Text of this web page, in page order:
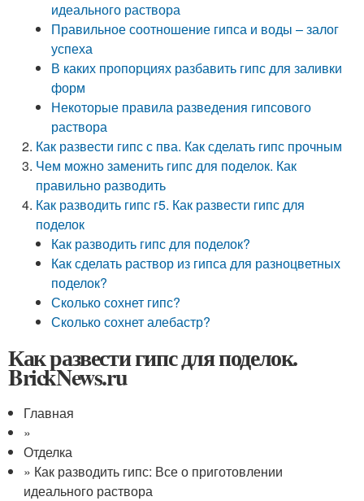
идеального раствора
Правильное соотношение гипса и воды – залог
успеха
В каких пропорциях разбавить гипс для заливки
форм
Некоторые правила разведения гипсового
раствора
Как развести гипс с пва. Как сделать гипс прочным
Чем можно заменить гипс для поделок. Как
правильно разводить
Как разводить гипс г5. Как развести гипс для
поделок
Как разводить гипс для поделок?
Как сделать раствор из гипса для разноцветных
поделок?
Сколько сохнет гипс?
Сколько сохнет алебастр?
Как развести гипс для поделок.
BrickNews.ru
Главная
»
Отделка
» Как разводить гипс: Все о приготовлении
идеального раствора